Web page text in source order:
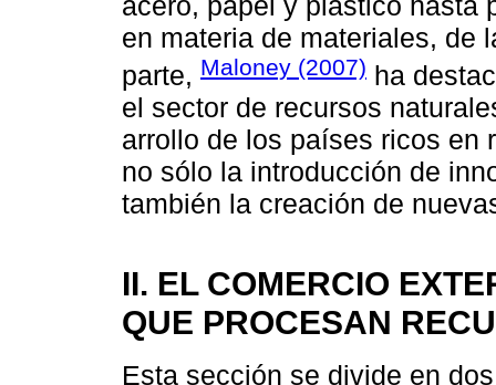
en materia de materiales, de
parte, Maloney (2007) ha
el sector de recursos
arrollo de los países ricos en
no sólo la introducción de
también la creación de
II. EL COMERCIO
QUE PROCESAN
Esta sección se divide en